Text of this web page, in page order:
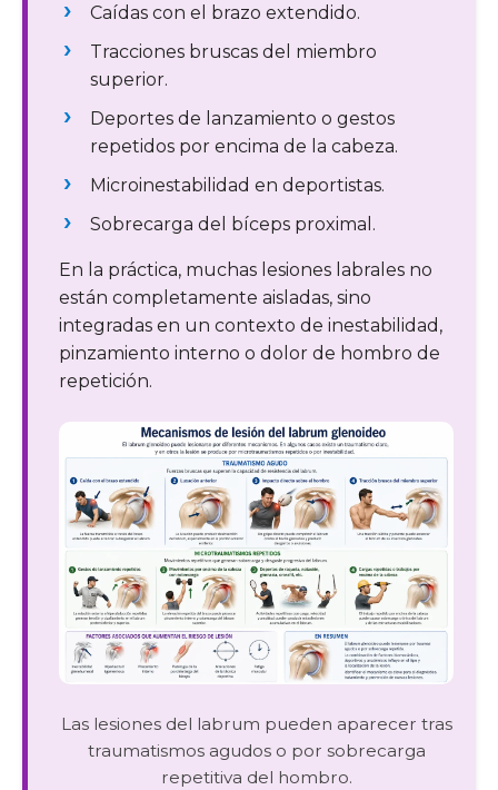
Caídas con el brazo extendido.
Tracciones bruscas del miembro
superior.
Deportes de lanzamiento o gestos
repetidos por encima de la cabeza.
Microinestabilidad en deportistas.
Sobrecarga del bíceps proximal.
En la práctica, muchas lesiones labrales no
están completamente aisladas, sino
integradas en un contexto de inestabilidad,
pinzamiento interno o dolor de hombro de
repetición.
Las lesiones del labrum pueden aparecer tras
traumatismos agudos o por sobrecarga
repetitiva del hombro.